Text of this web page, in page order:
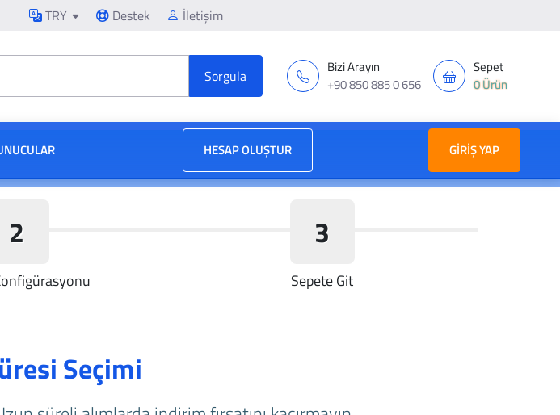
TRY Destek İletişim
Bizi Arayın
+90 850 885 0 656
Sepet
0 Ürün
HESAP OLUŞTUR GIRIŞ YAP
2 3
Sepete Git
Seçimi